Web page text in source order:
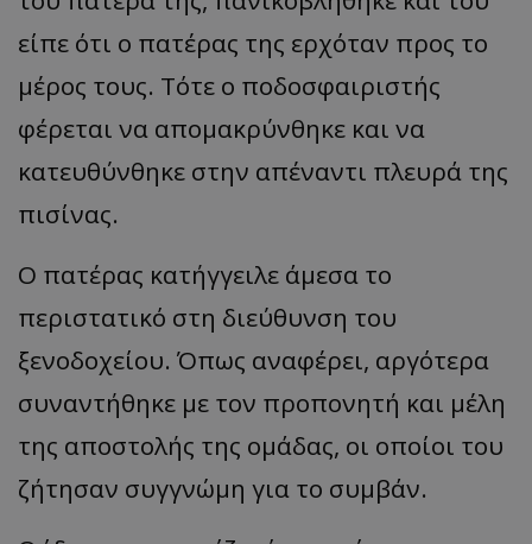
είπε ότι ο πατέρας της ερχόταν προς το
μέρος τους. Τότε ο ποδοσφαιριστής
φέρεται να απομακρύνθηκε και να
κατευθύνθηκε στην απέναντι πλευρά της
πισίνας.
Ο πατέρας κατήγγειλε άμεσα το
περιστατικό στη διεύθυνση του
ξενοδοχείου. Όπως αναφέρει, αργότερα
συναντήθηκε με τον προπονητή και μέλη
της αποστολής της ομάδας, οι οποίοι του
ζήτησαν συγγνώμη για το συμβάν.